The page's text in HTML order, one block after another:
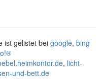
ist gelistet bei google, bing
, licht-
und-bett.de